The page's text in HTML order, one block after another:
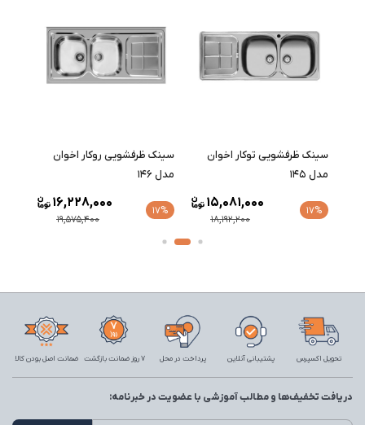
سینک ظرفشویی توکار اخوان
مدل 145
17%
18,192,200
15,081,000
سینک ظرفشویی روکار اخوان
مدل 146
17%
19,575,400
16,228,000
تحویل اکسپرس پشتیبانی آنلاین پرداخت در محل 7 روز ضمانت بازگشت ضمانت اصل بودن کالا
دریافت تخفیف‌ها و مطالب آموزشی با عضویت در خبرنامه: